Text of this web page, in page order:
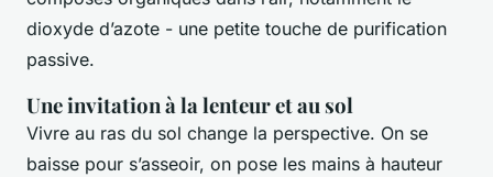
dioxyde d’azote - une petite touche de purification
passive.
Une invitation à la lenteur et au sol
Vivre au ras du sol change la perspective. On se
baisse pour s’asseoir, on pose les mains à hauteur